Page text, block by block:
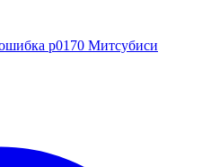
р0170 Митсубиси